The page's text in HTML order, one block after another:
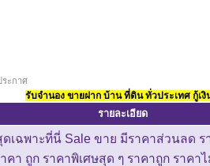
ระกาศ
รับจำนอง ขายฝาก บ้าน ที่ดิน ทั่วประเทศ กู้เงิ
รายละเอียด
ดเฉพาะที่นี่ Sale ขาย มีราคาส่วนลด ร
คา ถูก ราคาพิเศษสุด ๆ ราคาถูก ราคา